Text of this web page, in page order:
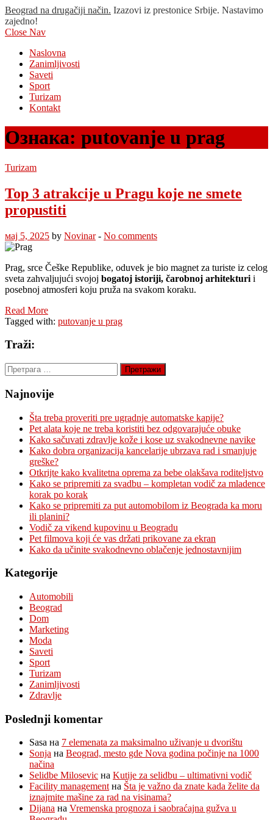
Beograd na drugačiji način. Izazovi iz prestonice Srbije. Nastavimo
zajedno!
Close Nav
Naslovna
Zanimljivosti
Saveti
Sport
Turizam
Kontakt
Ознака: putovanje u prag
Turizam
Top 3 atrakcije u Pragu koje ne smete
propustiti
мај 5, 2025 by Novinar- No comments
Prag, srce Češke Republike, oduvek je bio magnet za turiste iz celog
sveta zahvaljujući svojoj bogatoj istoriji, čarobnoj arhitekturi i
posebnoj atmosferi koju pruža na svakom koraku.
Read More
Tagged with: putovanje u prag
Traži:
Претрага
за:
Najnovije
Šta treba proveriti pre ugradnje automatske kapije?
Pet alata koje ne treba koristiti bez odgovarajuće obuke
Kako sačuvati zdravlje kože i kose uz svakodnevne navike
Kako dobra organizacija kancelarije ubrzava rad i smanjuje
greške?
Otkrijte kako kvalitetna oprema za bebe olakšava roditeljstvo
Kako se pripremiti za svadbu – kompletan vodič za mladence
korak po korak
Kako se pripremiti za put automobilom iz Beograda ka moru
ili planini?
Vodič za vikend kupovinu u Beogradu
Pet filmova koji će vas držati prikovane za ekran
Kako da učinite svakodnevno oblačenje jednostavnijim
Kategorije
Automobili
Beograd
Dom
Marketing
Moda
Saveti
Sport
Turizam
Zanimljivosti
Zdravlje
Poslednji komentar
Sasa на 7 elemenata za maksimalno uživanje u dvorištu
Sonja на Beograd, mesto gde Nova godina počinje na 1000
načina
Selidbe Milosevic на Kutije za selidbu – ultimativni vodič
Facility managementна Šta je važno da znate kada želite da
iznajmite mašine za rad na visinama?
Dijana на Vremenska prognoza i saobraćajna gužva u